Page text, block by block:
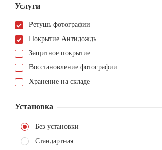
Услуги
Ретушь фотографии
Покрытие Антидождь
Защитное покрытие
Восстановление фотографии
Хранение на складе
Установка
Без установки
Стандартная